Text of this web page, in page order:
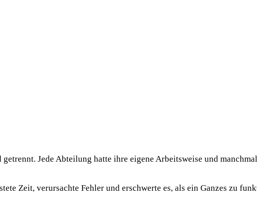
Jede Abteilung hatte ihre eigene Arbeitsweise und
Zeit, verursachte Fehler und erschwerte es, als ein Ganzes zu